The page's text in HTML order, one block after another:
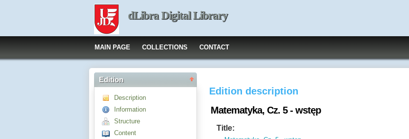
dLibra Digital Library
MAIN PAGE COLLECTIONS CONTACT
Edition
Description
Information
Structure
Content
Edition description
Matematyka, Cz. 5 - wstęp
Title: